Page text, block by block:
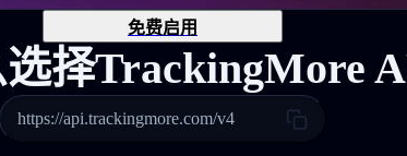
免费启用
择TrackingMore
https://api.trackingmore.com/v4